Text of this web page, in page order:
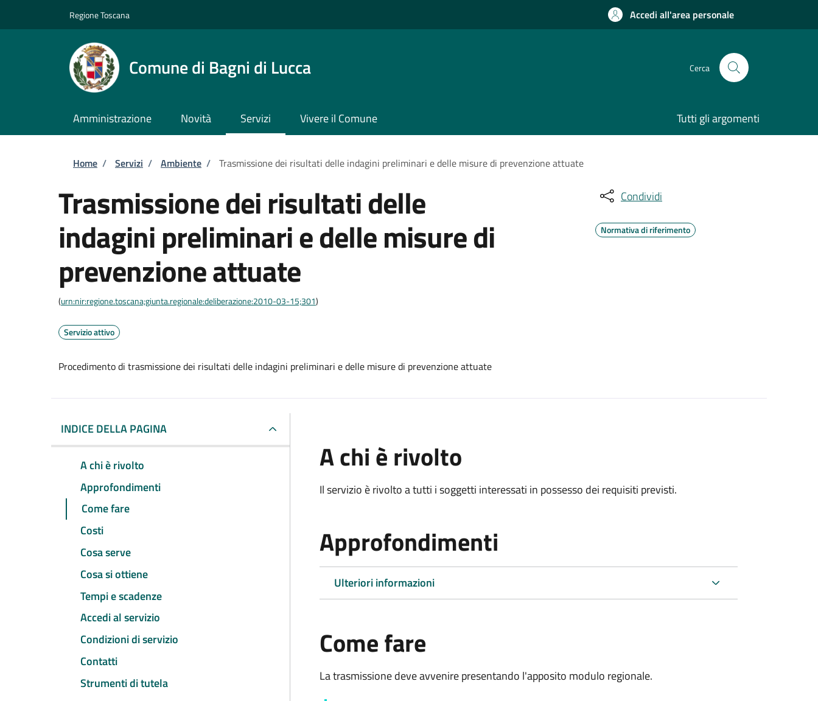
Regione Toscana Accedi all'area personale
Comune di Bagni di Lucca Cerca
Amministrazione Novità Servizi Vivere il Comune Tutti gli argomenti
Briciole di pane
Home / Servizi / Ambiente / Trasmissione dei risultati delle indagini preliminari e delle misure di prevenzione attuate
Trasmissione dei risultati delle
indagini preliminari e delle misure di
prevenzione attuate
(urn:nir:regione.toscana;giunta.regionale:deliberazione:2010-03-15;301)
Servizio attivo
Procedimento di trasmissione dei risultati delle indagini preliminari e delle misure di prevenzione attuate
Condividi
Normativa di riferimento
INDICE DELLA PAGINA
A chi è rivolto
Approfondimenti
Come fare
Costi
Cosa serve
Cosa si ottiene
Tempi e scadenze
Accedi al servizio
Condizioni di servizio
Contatti
Strumenti di tutela
A chi è rivolto
Il servizio è rivolto a tutti i soggetti interessati in possesso dei requisiti previsti.
Approfondimenti
Ulteriori informazioni
Come fare
La trasmissione deve avvenire presentando l'apposito modulo regionale.